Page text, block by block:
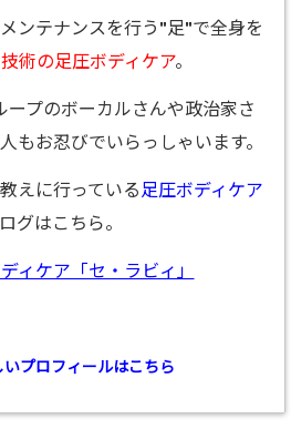
ンテナンスを行う"足"で全身を
術の足圧ボディケア。
プのボーカルさんや政治家さ
もお忍びでいらっしゃいます。
えに行っている 足圧ボディケア
グはこちら。
ィケア「セ・ラビィ」
いプロフィールはこちら